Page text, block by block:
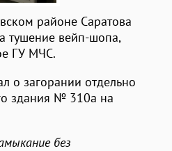
районе Саратова
тушение вейп-шопа,
ГУ МЧС.
о загорании отдельно
здания № 310а на
без